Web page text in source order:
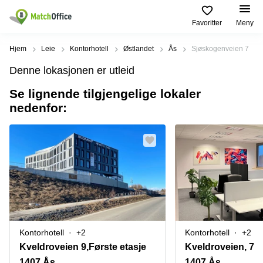
Favoritter Meny
Leie/utleie
Produktsider
Kontor
Kontorhoteller
Virtuelt
kontor
Lager
Møterom
Populære
Byer
Næringslokaler
til leie Oslo
Kontorhotell
Oslo
Coworking
Oslo
Leie
kontor
Leie
møterom
Populære
søk
Innspurten
11 Oslo
Hoffsveien
1 Oslo
Henrik
Ibsens
gate
90
Oslo
Nedre
Slottsgate
4m Oslo
Hjelp
Om oss
Opprett annonse
Pris
Logg inn
Hjem Leie Kontorhotell Østlandet Ås Sjøskogenveien 7
Denne lokasjonen er utleid
Se lignende tilgjengelige lokaler
nedenfor:
Kontorhotell +2
Kveldroveien 9,Første etasje
Kontorhotell +2
Kveldroveien, 7